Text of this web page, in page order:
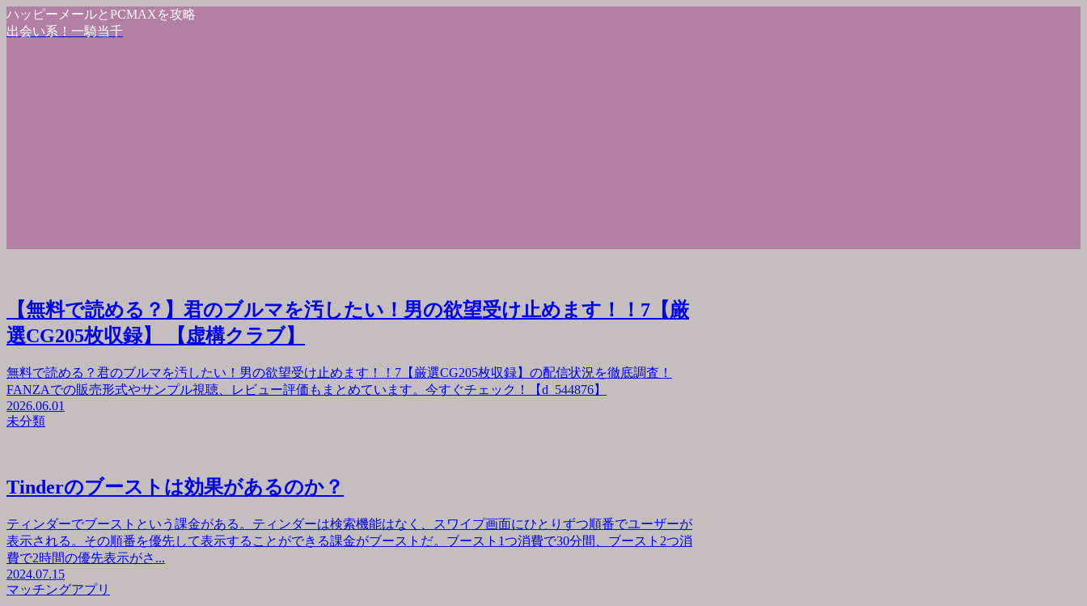
ハッピーメールとPCMAXを攻略
出会い系！一騎当千
【無料で読める？】君のブルマを汚したい！男の欲望受け止めます！！7【厳
選CG205枚収録】 【虚構クラブ】
無料で読める？君のブルマを汚したい！男の欲望受け止めます！！7【厳選CG205枚収録】の配信状況を徹底調査！
FANZAでの販売形式やサンプル視聴、レビュー評価もまとめています。今すぐチェック！【d_544876】
2026.06.01
未分類
Tinderのブーストは効果があるのか？
ティンダーでブーストという課金がある。ティンダーは検索機能はなく、スワイプ画面にひとりずつ順番でユーザーが
表示される。その順番を優先して表示することができる課金がブーストだ。ブースト1つ消費で30分間、ブースト2つ消
費で2時間の優先表示がさ...
2024.07.15
マッチングアプリ